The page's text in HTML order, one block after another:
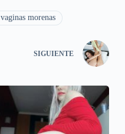
vaginas morenas
SIGUIENTE